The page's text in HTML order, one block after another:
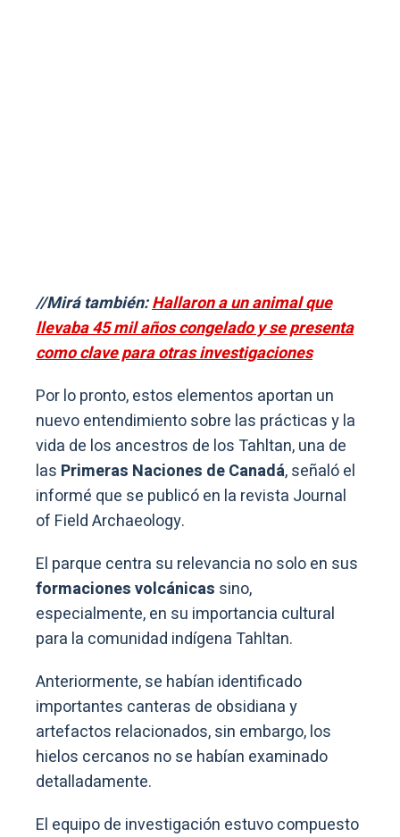
//Mirá también:Hallaron a un animal que
llevaba 45 mil años congelado y se presenta
como clave para otras investigaciones
Por lo pronto, estos elementos aportan un
nuevo entendimiento sobre las prácticas y la
vida de los ancestros de los Tahltan, una de
las Primeras Naciones de Canadá, señaló el
informé que se publicó en la revista Journal
of Field Archaeology.
El parque centra su relevancia no solo en sus
formaciones volcánicas sino,
especialmente, en su importancia cultural
para la comunidad indígena Tahltan.
Anteriormente, se habían identificado
importantes canteras de obsidiana y
artefactos relacionados, sin embargo, los
hielos cercanos no se habían examinado
detalladamente.
El equipo de investigación estuvo compuesto